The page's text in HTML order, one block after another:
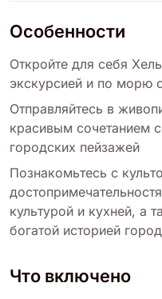
Особенности
Откройте для себя
экскурсией и по морю
Отправляйтесь в
красивым сочетанием
городских пейзажей
Познакомьтесь с
культурой и кухней, а
богатой историей
Что включено